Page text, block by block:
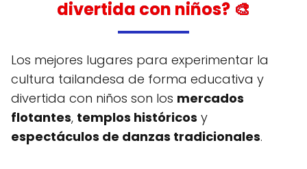
divertida con niños? 🎨
Los mejores lugares para experimentar la
cultura tailandesa de forma educativa y
divertida con niños son los mercados
flotantes, templos históricos y
espectáculos de danzas tradicionales.